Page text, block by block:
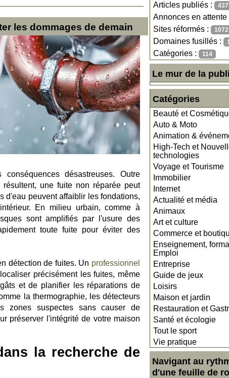
Articles publiés :
Annonces en attente
Sites réformés : 1072
Domaines fusillés :
Catégories : 114
Le mur de la
Catégories
Beauté et
Auto & Moto
Animation &
High-Tech et
technologies
Voyage et Tourisme
Immobilier
Internet
Actualité et média
Animaux
Art et culture
Commerce et
Enseignement,
Emploi
Entreprise
Guide de jeux
Loisirs
Maison et jardin
Restauration et
Santé et écologie
Tout le sport
Vie pratique
Navigant au
d'une feuille de
les dommages de demain
désastreuses. Outre
une fuite non réparée peut
d'eau peuvent affaiblir les fondations,
En milieu urbain, comme à
sont amplifiés par l'usure des
toute fuite pour éviter des
détection de fuites. Un professionnel
précisément les fuites, même
et de planifier les réparations de
la thermographie, les détecteurs
zones suspectes sans causer de
préserver l'intégrité de votre maison
la recherche de